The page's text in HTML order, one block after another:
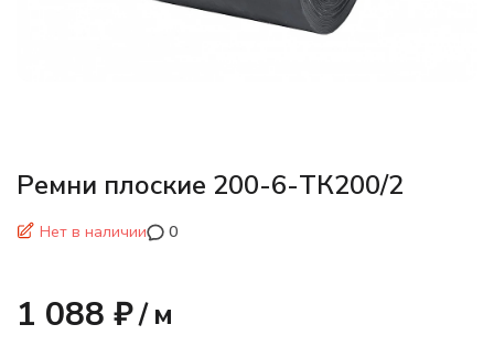
Ремни плоские 200-6-ТК200/2
Нет в наличии 0
1 088 ₽/ м